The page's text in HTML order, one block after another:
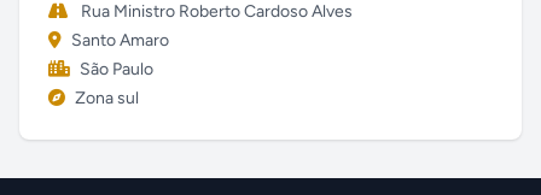
Rua Ministro Roberto Cardoso Alves
Santo Amaro
São Paulo
Zona sul